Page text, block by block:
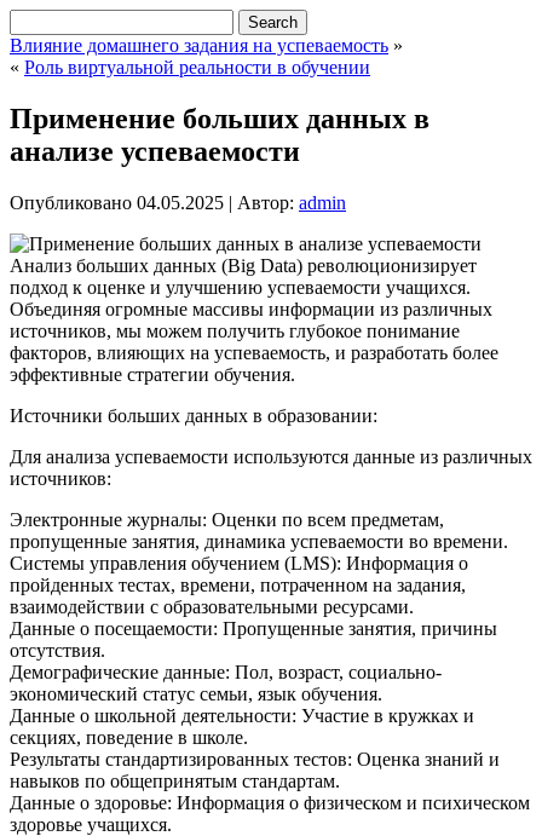
Влияние домашнего задания на успеваемость »
« Роль виртуальной реальности в обучении
Применение больших данных в
анализе успеваемости
Опубликовано 04.05.2025 | Автор: admin
Анализ больших данных (Big Data) революционизирует
подход к оценке и улучшению успеваемости учащихся.
Объединяя огромные массивы информации из различных
источников, мы можем получить глубокое понимание
факторов, влияющих на успеваемость, и разработать более
эффективные стратегии обучения.
Источники больших данных в образовании:
Для анализа успеваемости используются данные из различных
источников:
Электронные журналы: Оценки по всем предметам,
пропущенные занятия, динамика успеваемости во времени.
Системы управления обучением (LMS): Информация о
пройденных тестах, времени, потраченном на задания,
взаимодействии с образовательными ресурсами.
Данные о посещаемости: Пропущенные занятия, причины
отсутствия.
Демографические данные: Пол, возраст, социально-
экономический статус семьи, язык обучения.
Данные о школьной деятельности: Участие в кружках и
секциях, поведение в школе.
Результаты стандартизированных тестов: Оценка знаний и
навыков по общепринятым стандартам.
Данные о здоровье: Информация о физическом и психическом
здоровье учащихся.